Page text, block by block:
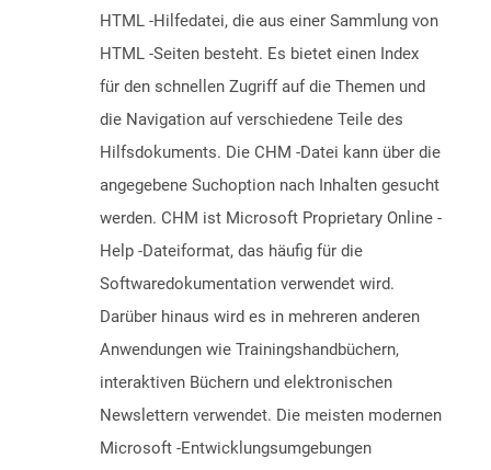
HTML -Hilfedatei, die aus einer Sammlung von
HTML -Seiten besteht. Es bietet einen Index
für den schnellen Zugriff auf die Themen und
die Navigation auf verschiedene Teile des
Hilfsdokuments. Die CHM -Datei kann über die
angegebene Suchoption nach Inhalten gesucht
werden. CHM ist Microsoft Proprietary Online -
Help -Dateiformat, das häufig für die
Softwaredokumentation verwendet wird.
Darüber hinaus wird es in mehreren anderen
Anwendungen wie Trainingshandbüchern,
interaktiven Büchern und elektronischen
Newslettern verwendet. Die meisten modernen
Microsoft -Entwicklungsumgebungen